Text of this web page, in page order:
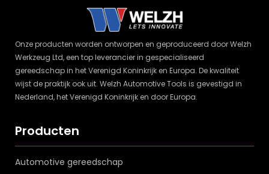
Onze producten worden ontworpen en geproduceerd door Welzh
Werkzeug Ltd, een top leverancier in gespecialiseerd
gereedschap in het Verenigd Koninkrijk en Europa. De kwaliteit
wijst de praktijk ook uit. Welzh Automotive Tools is gevestigd in
Nederland, het Verenigd Koninkrijk en door Europa.
Producten
Automotive gereedschap